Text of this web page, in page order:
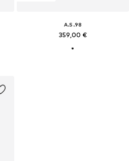
A.S.98
359,00 €